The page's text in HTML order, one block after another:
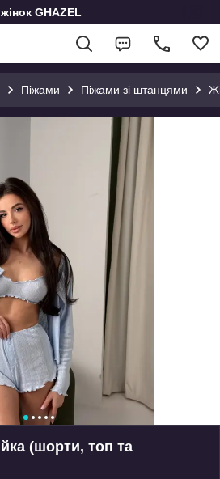
GHAZEL
Піжами Піжами зі штанцями
(шорти, топ та